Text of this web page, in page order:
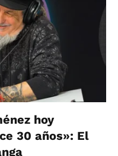
hoy
30 años»: El